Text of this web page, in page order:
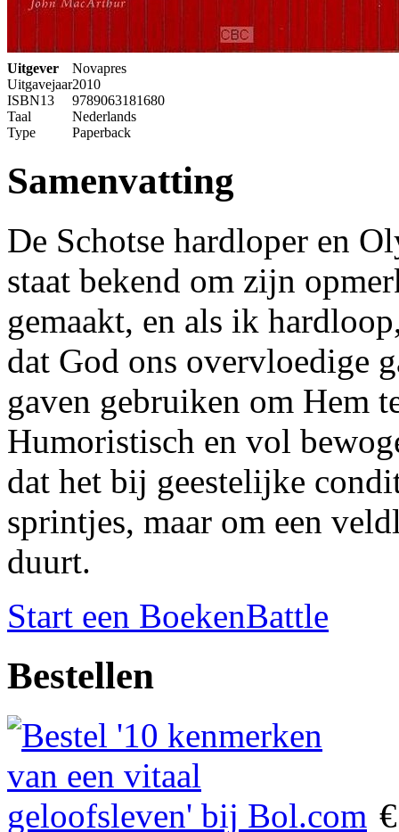
Uitgever
Novapres
Uitgavejaar2010
ISBN13
9789063181680
Taal
Nederlands
Type
Paperback
Samenvatting
De Schotse hardloper en
staat bekend om zijn
gemaakt, en als ik
dat God ons overvloedige
gaven gebruiken om Hem
Humoristisch en vol
dat het bij geestelijke
sprintjes, maar om een
duurt.
Start een BoekenBattle
Bestellen